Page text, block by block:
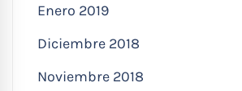
Enero 2019
Diciembre 2018
Noviembre 2018